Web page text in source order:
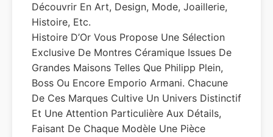
Découvrir En Art, Design, Mode, Joaillerie,
Histoire, Etc.
Histoire D’Or Vous Propose Une Sélection
Exclusive De Montres Céramique Issues De
Grandes Maisons Telles Que Philipp Plein,
Boss Ou Encore Emporio Armani. Chacune
De Ces Marques Cultive Un Univers Distinctif
Et Une Attention Particulière Aux Détails,
Faisant De Chaque Modèle Une Pièce